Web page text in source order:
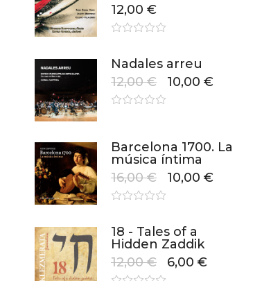
12,00 €
Nadales arreu
12,00€ 10,00 €
Barcelona 1700. La
música íntima
16,00€ 10,00 €
18 - Tales of a
Hidden Zaddik
12,00€ 6,00 €